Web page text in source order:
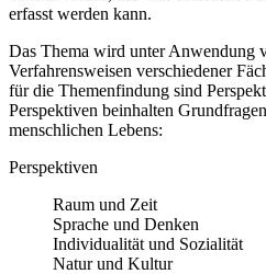
erfasst werden kann.
Das Thema wird unter Anwendung
Verfahrensweisen verschiedener
für die Themenfindung sind
Perspektiven beinhalten
menschlichen Lebens:
Perspektiven
Raum und Zeit
Sprache und Denken
Individualität und Sozialität
Natur und Kultur